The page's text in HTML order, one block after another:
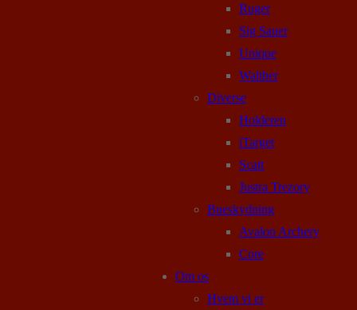
Ruger
Sig Sauer
Unique
Walther
Diverse
Holderen
iTarget
Scatt
Justra Trezory
Bueskydning
Avalon Archery
Core
Om os
Hvem vi er